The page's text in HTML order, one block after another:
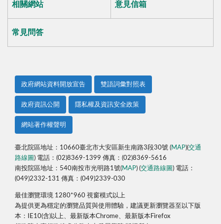
相關網站 意見信箱
常見問答
政府網站資料開放宣告 雙語詞彙對照表
政府資訊公開 隱私權及資訊安全政策
網站著作權聲明
臺北院區地址：10660臺北市大安區新生南路3段30號 (MAP)(交通
路線圖 ) 電話：(02)8369-1399 傳真：(02)8369-5616
南投院區地址：540南投市光明路1號(MAP) (交通路線圖 ) 電話：
(049)2332-131 傳真：(049)2339-030
最佳瀏覽環境 1280*960 視窗模式以上
為提供更為穩定的瀏覽品質與使用體驗，建議更新瀏覽器至以下版
本：IE10(含)以上、最新版本Chrome、最新版本Firefox